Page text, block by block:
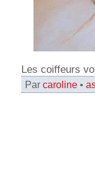
Les coiffeurs
Par caroline •